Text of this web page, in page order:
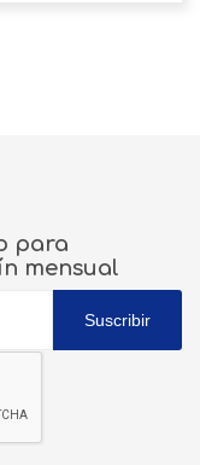
para
mensual
Suscribir